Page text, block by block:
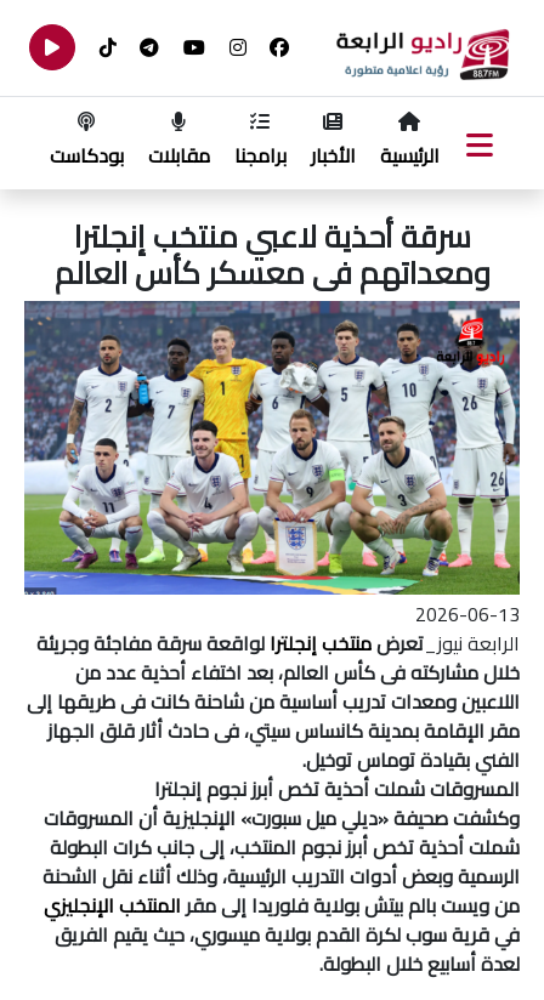
الرئيسية الأخبار برامجنا مقابلات بودكاست
سرقة أحذية لاعبي منتخب إنجلترا
ومعداتهم فى معسكر كأس العالم
2026-06-13
الرابعة نيوز_تعرضمنتخب إنجلترالواقعة سرقة مفاجئة وجريئة
خلال مشاركته فى كأس العالم، بعد اختفاء أحذية عدد من
اللاعبين ومعدات تدريب أساسية من شاحنة كانت فى طريقها إلى
مقر الإقامة بمدينة كانساس سيتي، فى حادث أثار قلق الجهاز
الفني بقيادة توماس توخيل.
المسروقات شملت أحذية تخص أبرز نجوم إنجلترا
وكشفت صحيفة «ديلي ميل سبورت» الإنجليزية أن المسروقات
شملت أحذية تخص أبرز نجوم المنتخب، إلى جانب كرات البطولة
الرسمية وبعض أدوات التدريب الرئيسية، وذلك أثناء نقل الشحنة
من ويست بالم بيتش بولاية فلوريدا إلى مقرالمنتخب الإنجليزي
في قرية سوب لكرة القدم بولاية ميسوري، حيث يقيم الفريق
لعدة أسابيع خلال البطولة.